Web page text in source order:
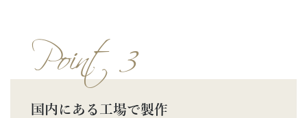
Point 3
国内にある工場で製作